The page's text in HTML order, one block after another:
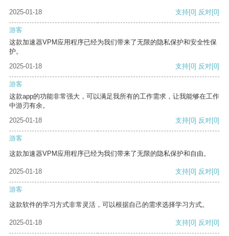
2025-01-18 支持[0] 反对[0]
游客
这款加速器VPM应用程序已经为我们带来了无限的隐私保护和安全性保
护。
2025-01-18
支持[0] 反对[0]
游客
这款app的功能非常强大，可以满足我所有的工作需求，让我能够在工作
中游刃有余。
2025-01-18
支持[0] 反对[0]
游客
这款加速器VPM应用程序已经为我们带来了无限的隐私保护和自由。
2025-01-18 支持[0] 反对[0]
游客
这款软件的学习方式非常灵活，可以根据自己的需求选择学习方式。
2025-01-18 支持[0] 反对[0]